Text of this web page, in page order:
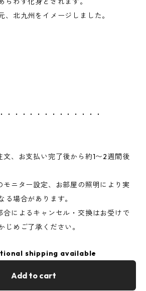
、北九州をイメージしました。
・・・・・・・・・・・・・
文、お支払い完了後から約1〜2週間後
モニター設定、お部屋の照明により実
る場合があります。
合によるキャンセル・交換はお受けで
じめご了承ください。
shipping available
Add to cart